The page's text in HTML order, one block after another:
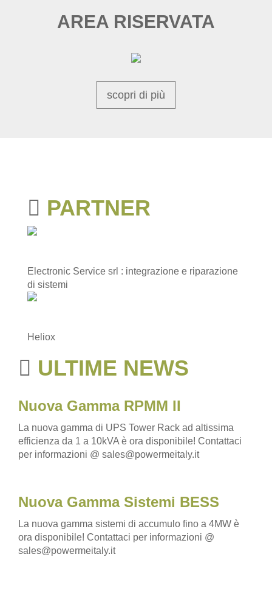
AREA RISERVATA
scopri di più
PARTNER
Electronic Service srl : integrazione e riparazione
di sistemi
Heliox
ULTIME NEWS
Nuova Gamma RPMM II
La nuova gamma di UPS Tower Rack ad altissima
efficienza da 1 a 10kVA è ora disponibile! Contattaci
per informazioni @ sales@powermeitaly.it
Nuova Gamma Sistemi BESS
La nuova gamma sistemi di accumulo fino a 4MW è
ora disponibile! Contattaci per informazioni @
sales@powermeitaly.it